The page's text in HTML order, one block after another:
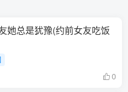
她总是犹豫(约前女友吃饭
0